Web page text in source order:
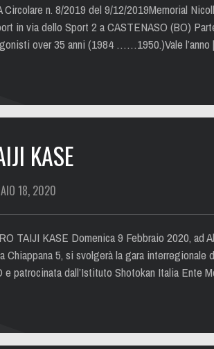
n. 8/2019 del 9/12/2019Memorial
in via dello Sport 2 a CASTENASO (BO)
over 35 anni (1984 ……1950.)Vale
KASE
18, 2020
TAIJI KASE Domenica 9 Febbraio 2020, ad
5, si svolgerà la gara interregionale
e patrocinata dall’Istituto Shotokan Italia